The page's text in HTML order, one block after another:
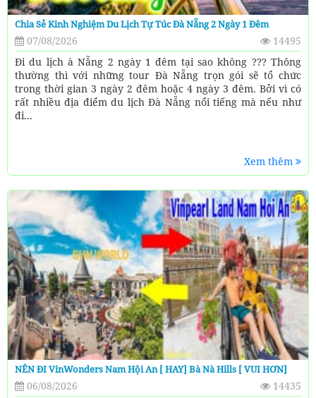
Chia Sẻ Kinh Nghiệm Du Lịch Tự Túc Đà Nẵng 2 Ngày 1 Đêm
07/08/2026
14495
Đi du lịch à Nẵng 2 ngày 1 đêm tại sao không ??? Thông
thường thì với những tour Đà Nẵng trọn gói sẽ tổ chức
trong thời gian 3 ngày 2 đêm hoặc 4 ngày 3 đêm. Bởi vì có
rất nhiều địa điểm du lịch Đà Nẵng nổi tiếng mà nếu như
đi...
Xem thêm
NÊN ĐI VinWonders Nam Hội An [ HAY] Bà Nà Hills [ VUI HƠN]
06/08/2026
14435